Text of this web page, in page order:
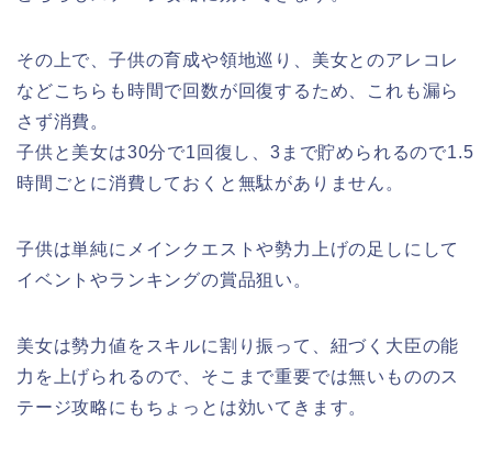
その上で、子供の育成や領地巡り、美女とのアレコレ
などこちらも時間で回数が回復するため、これも漏ら
さず消費。
子供と美女は30分で1回復し、3まで貯められるので1.5
時間ごとに消費しておくと無駄がありません。
子供は単純にメインクエストや勢力上げの足しにして
イベントやランキングの賞品狙い。
美女は勢力値をスキルに割り振って、紐づく大臣の能
力を上げられるので、そこまで重要では無いもののス
テージ攻略にもちょっとは効いてきます。